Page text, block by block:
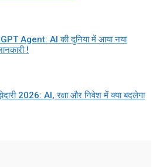
Agent: AI की दुनिया में आया नया
!
2026: AI, रक्षा और निवेश में क्या बदलेगा